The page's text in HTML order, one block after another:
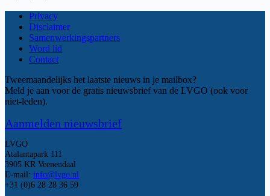
Privacy
Disclaimer
Samenwerkingspartners
Word lid
Contact
Tweemaandelijks het laatste nieuws in je mailbox?
Meld je aan voor de gratis nieuwsbrief van de LVGO (ook voor
niet-leden).
Aanmelden nieuwsbrief
LVGO
Atalantapark 111
3905 KR Veenendaal
E-mail: info@lvgo.nl
+31 (0)6 28 28 36 59